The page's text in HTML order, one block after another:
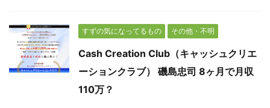
すずの気になってるもの その他・不明
Cash Creation Club（キャッシュクリエ
ーションクラブ） 磯島忠司 8ヶ月で月収
110万？